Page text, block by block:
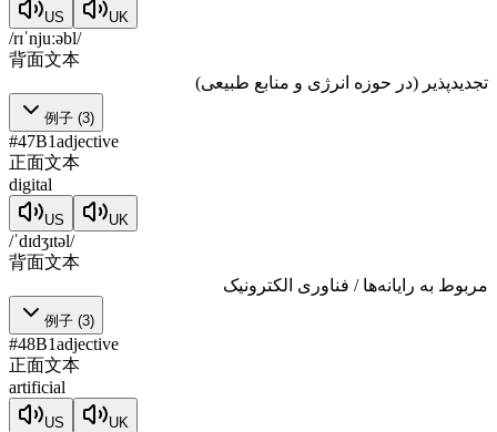
US UK
/rɪˈnjuːəbl/
背面文本
تجدیدپذیر (در حوزه انرژی و منابع طبیعی)
例子 (3)
#47B1adjective
正面文本
digital
US UK
/ˈdɪdʒɪtəl/
背面文本
مربوط به رایانه‌ها / فناوری الکترونیک
例子 (3)
#48B1adjective
正面文本
artificial
US UK